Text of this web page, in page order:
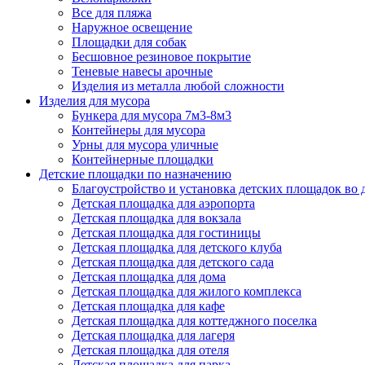
Все для пляжа
Наружное освещение
Площадки для собак
Бесшовное резиновое покрытие
Теневые навесы арочные
Изделия из металла любой сложности
Изделия для мусора
Бункера для мусора 7м3-8м3
Контейнеры для мусора
Урны для мусора уличные
Контейнерные площадки
Детские площадки по назначению
Благоустройство и установка детских площадок
Детская площадка для аэропорта
Детская площадка для вокзала
Детская площадка для гостиницы
Детская площадка для детского клуба
Детская площадка для детского сада
Детская площадка для дома
Детская площадка для жилого комплекса
Детская площадка для кафе
Детская площадка для коттеджного поселка
Детская площадка для лагеря
Детская площадка для отеля